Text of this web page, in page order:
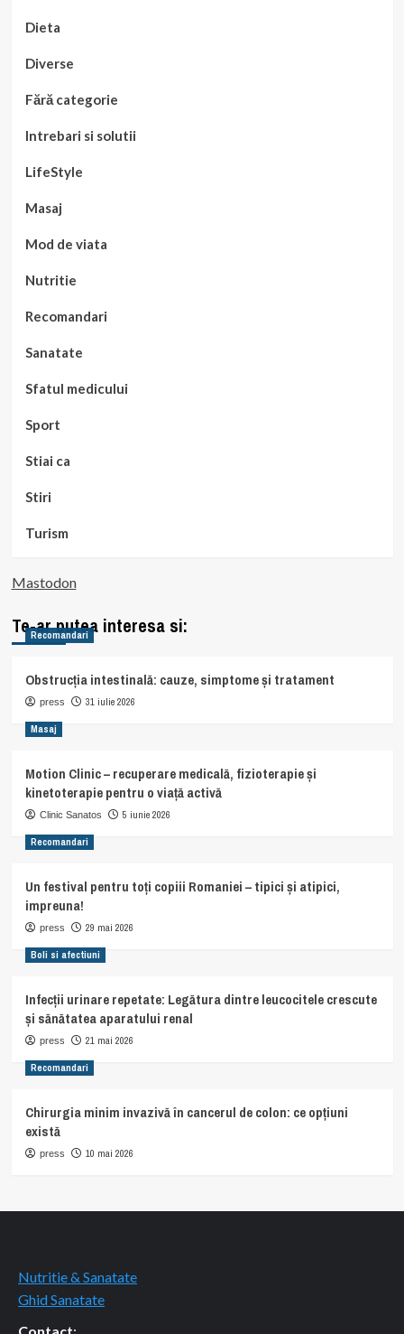
Dieta
Diverse
Fără categorie
Intrebari si solutii
LifeStyle
Masaj
Mod de viata
Nutritie
Recomandari
Sanatate
Sfatul medicului
Sport
Stiai ca
Stiri
Turism
Mastodon
Te-ar putea interesa si:
Recomandari
Obstrucția intestinală: cauze, simptome și tratament
press 31 iulie 2026
Masaj
Motion Clinic – recuperare medicală, fizioterapie și
kinetoterapie pentru o viață activă
Clinic Sanatos 5 iunie 2026
Recomandari
Un festival pentru toți copiii Romaniei – tipici și atipici,
impreuna!
press 29 mai 2026
Boli si afectiuni
Infecții urinare repetate: Legătura dintre leucocitele crescute
și sănătatea aparatului renal
press 21 mai 2026
Recomandari
Chirurgia minim invazivă în cancerul de colon: ce opțiuni
există
press 10 mai 2026
Nutritie & Sanatate
Ghid Sanatate
Contact: